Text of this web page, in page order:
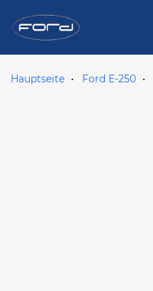
Hauptseite Ford E-250